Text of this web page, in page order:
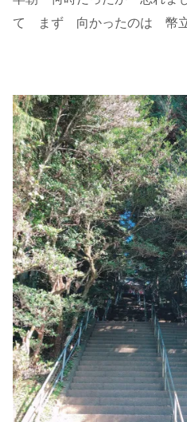
て まず 向かったのは 幣立